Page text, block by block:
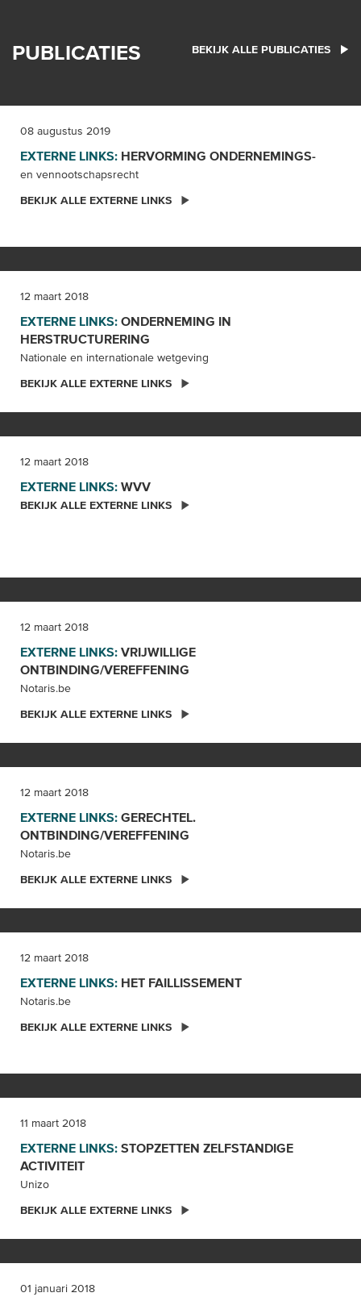
PUBLICATIES BEKIJK ALLE PUBLICATIES
08 augustus 2019
EXTERNE LINKS: HERVORMING ONDERNEMINGS-
en vennootschapsrecht
BEKIJK ALLE EXTERNE LINKS
12 maart 2018
EXTERNE LINKS:ONDERNEMING IN
HERSTRUCTURERING
Nationale en internationale wetgeving
BEKIJK ALLE EXTERNE LINKS
12 maart 2018
EXTERNE LINKS:WVV
BEKIJK ALLE EXTERNE LINKS
12 maart 2018
EXTERNE LINKS:VRIJWILLIGE
ONTBINDING/VEREFFENING
Notaris.be
BEKIJK ALLE EXTERNE LINKS
12 maart 2018
EXTERNE LINKS:GERECHTEL.
ONTBINDING/VEREFFENING
Notaris.be
BEKIJK ALLE EXTERNE LINKS
12 maart 2018
EXTERNE LINKS: HET FAILLISSEMENT
Notaris.be
BEKIJK ALLE EXTERNE LINKS
11 maart 2018
EXTERNE LINKS:STOPZETTEN ZELFSTANDIGE
ACTIVITEIT
Unizo
BEKIJK ALLE EXTERNE LINKS
01 januari 2018